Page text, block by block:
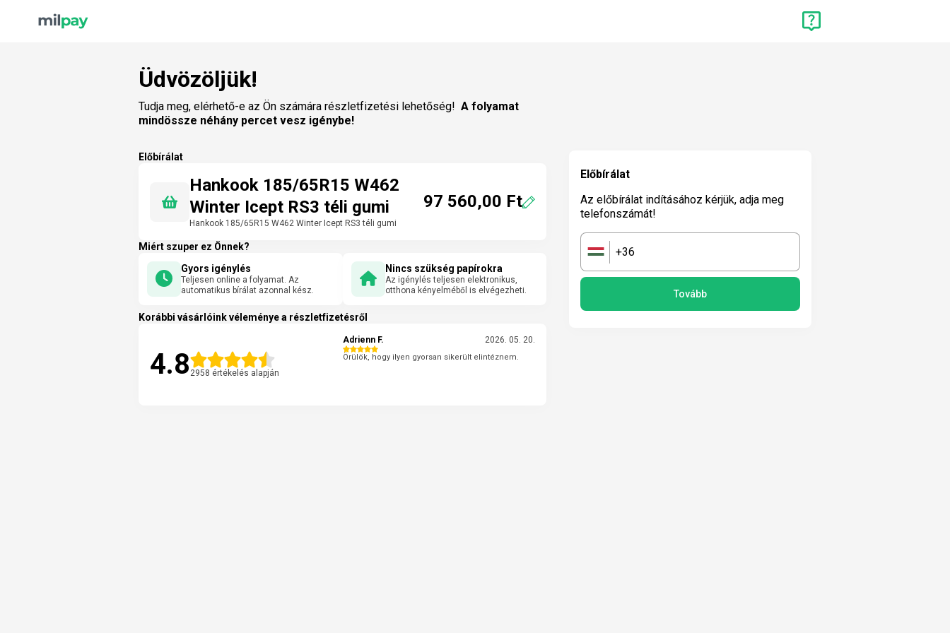
Üdvözöljük!
Tudja meg, elérhető-e az Ön számára részletfizetési lehetőség! A folyamat
mindössze néhány percet vesz igénybe!
Előbírálat
Hankook 185/65R15 W462
Winter Icept RS3 téli gumi
Hankook 185/65R15 W462 Winter Icept RS3 téli gumi
97 560,00 Ft
Miért szuper ez Önnek?
Gyors igénylés
Teljesen online a folyamat. Az
automatikus bírálat azonnal kész.
Nincs szükség papírokra
Az igénylés teljesen elektronikus,
otthona kényelméből is elvégezheti.
Korábbi vásárlóink véleménye a részletfizetésről
4.8 2958 értékelés alapján
Adrienn F. 2026. 05. 20.
Örülök, hogy ilyen gyorsan sikerült elintéznem.
Előbírálat
Az előbírálat indításához kérjük, adja meg
telefonszámát!
🇭🇺 +36
Tovább